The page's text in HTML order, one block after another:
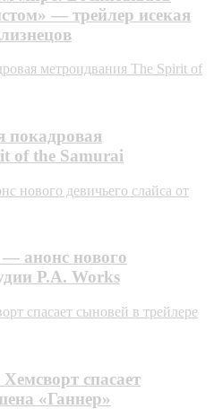
— трейлер исекая
метроидвания The Spirit of
покадровая
of the Samurai
нового девичьего слайса от
анонс нового
P.A. Works
спасает сыновей в трейлере
спасает
«Ганнер»